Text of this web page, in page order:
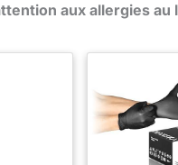
aux allergies au